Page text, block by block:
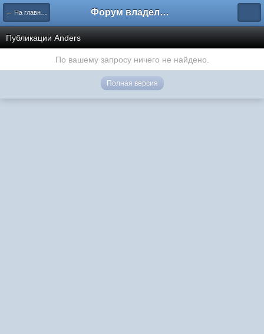
← На главную Форум владельцев интернет-магазинов
Публикации Anders
По вашему запросу ничего не найдено.
Полная версия